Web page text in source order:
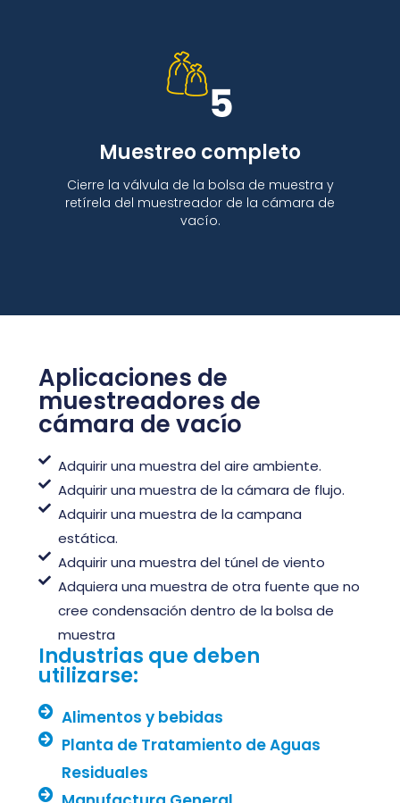
Muestreo completo
Cierre la válvula de la bolsa de muestra y
retírela del muestreador de la cámara de
vacío.
Aplicaciones de
muestreadores de
cámara de vacío
Adquirir una muestra del aire ambiente.
Adquirir una muestra de la cámara de flujo.
Adquirir una muestra de la campana
estática.
Adquirir una muestra del túnel de viento
Adquiera una muestra de otra fuente que no
cree condensación dentro de la bolsa de
muestra
Industrias que deben
utilizarse:
Alimentos y bebidas
Planta de Tratamiento de Aguas
Residuales